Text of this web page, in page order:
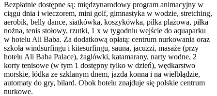
Bezpłatnie dostępne są: międzynarodowy program animacyjny w
ciągu dnia i wieczorem, mini golf, gimnastyka w wodzie, stretching,
aerobik, belly dance, siatkówka, koszykówka, piłka plażowa, piłka
nożna, tenis stołowy, rzutki, 1 x w tygodniu wejście do aquaparku
w hotelu Ali Baba. Za dodatkową opłatą: centrum nurkowania oraz
szkoła windsurfingu i kitesurfingu, sauna, jacuzzi, masaże (przy
hotelu Ali Baba Palace), żaglówki, katamarany, narty wodne, 2
korty tenisowe (w tym 1 dostępny tylko w dzień), wędkarstwo
morskie, łódka ze szklanym dnem, jazda konna i na wielbłądzie,
automaty do gry, bilard. Obok hotelu znajduje się polskie centrum
nurkowe.